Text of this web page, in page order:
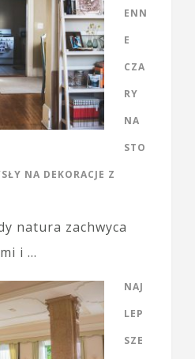
ENN
E
CZA
RY
NA
STO
NA DEKORACJE Z
natura zachwyca
i …
NAJ
LEP
SZE